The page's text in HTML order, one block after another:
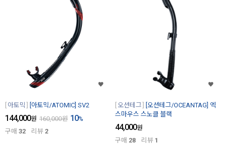
아토믹 [아토믹/ATOMIC] SV2
144,000원 160,000원 10%
구매 32 리뷰 2
오션테그
[오션테그/OCEANTAG] 엑
스마우스 스노클 블랙
44,000원
구매 28 리뷰 1